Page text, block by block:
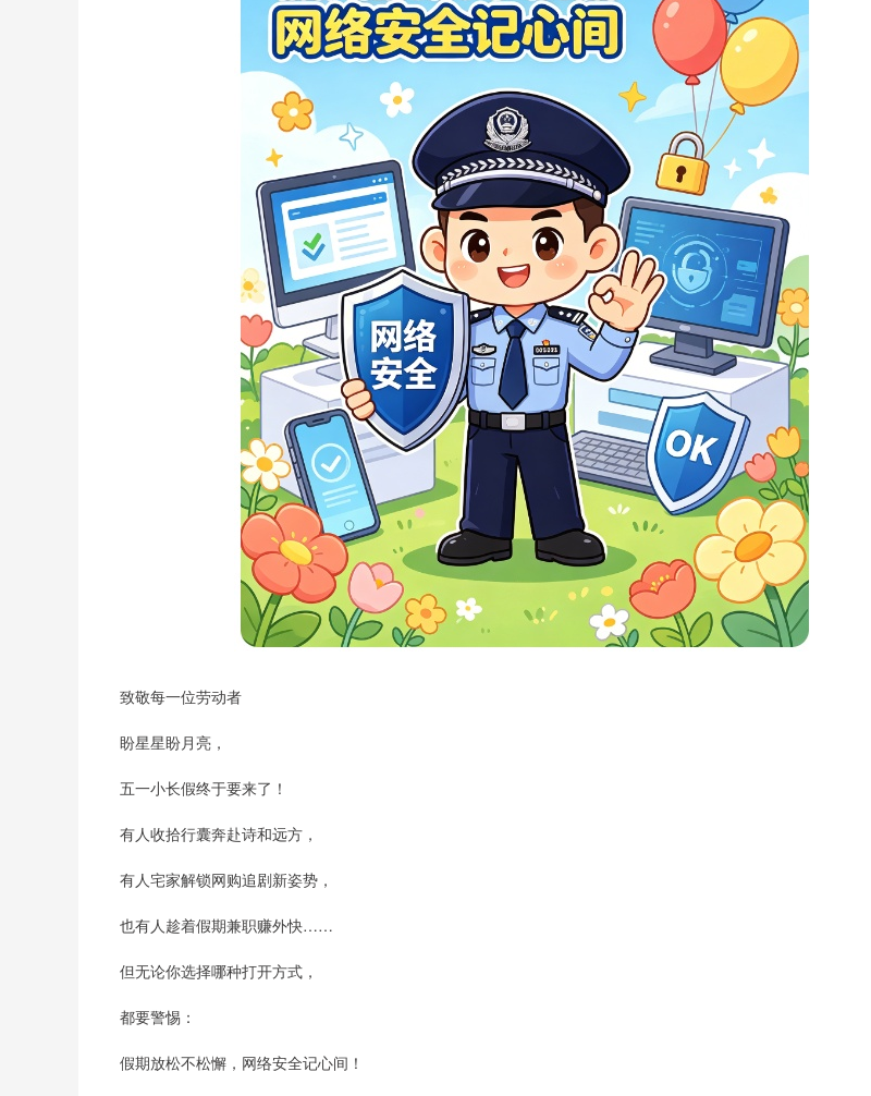
致敬每一位劳动者
盼星星盼月亮，
五一小长假终于要来了！️
有人收拾行囊奔赴诗和远方，
有人宅家解锁网购追剧新姿势，
也有人趁着假期兼职赚外快……
但无论你选择哪种打开方式，
都要警惕：
假期放松不松懈，网络安全记心间！